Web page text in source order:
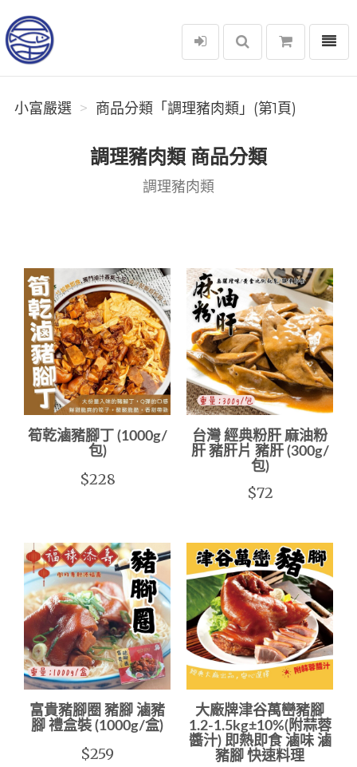
小富嚴選
選單
小富嚴選 商品分類「調理豬肉類」(第1頁)
調理豬肉類 商品分類
調理豬肉類
筍乾滷豬腳丁 (1000g/
包)
$228
台灣 經典粉肝 麻油粉
肝 豬肝片 豬肝 (300g/
包)
$72
富貴豬腳圈 豬腳 滷豬
腳 禮盒裝 (1000g/盒)
$259
大廠牌津谷萬巒豬腳
1.2-1.5kg±10%(附蒜蓉
醬汁) 即熱即食 滷味 滷
豬腳 快速料理